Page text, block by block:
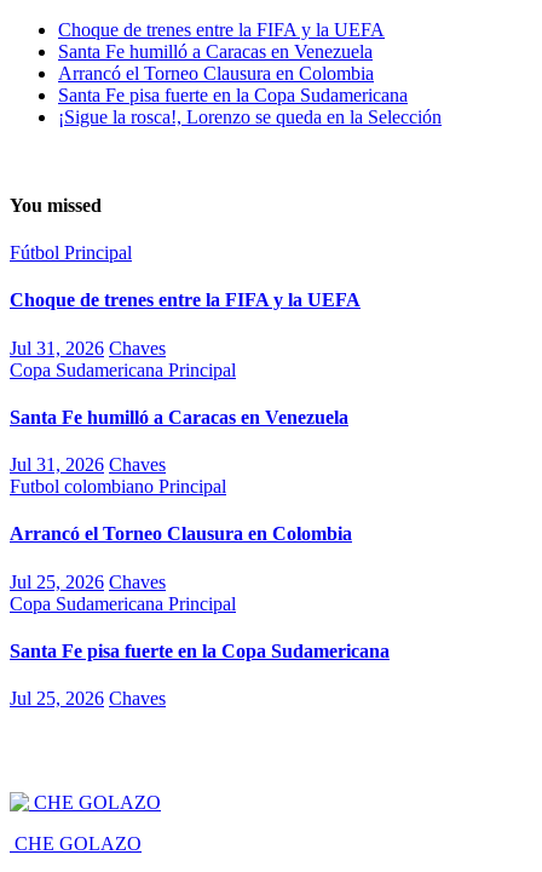
Choque de trenes entre la FIFA y la UEFA
Santa Fe humilló a Caracas en Venezuela
Arrancó el Torneo Clausura en Colombia
Santa Fe pisa fuerte en la Copa Sudamericana
¡Sigue la rosca!, Lorenzo se queda en la Selección
You missed
Fútbol Principal
Choque de trenes entre la FIFA y la UEFA
Jul 31, 2026 Chaves
Copa Sudamericana Principal
Santa Fe humilló a Caracas en Venezuela
Jul 31, 2026 Chaves
Futbol colombiano Principal
Arrancó el Torneo Clausura en Colombia
Jul 25, 2026 Chaves
Copa Sudamericana Principal
Santa Fe pisa fuerte en la Copa Sudamericana
Jul 25, 2026 Chaves
CHE GOLAZO